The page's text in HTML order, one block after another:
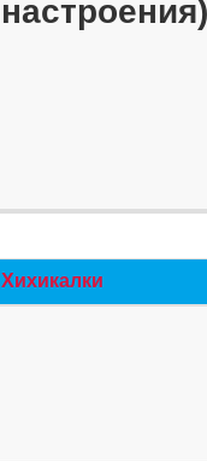
Хихикалки